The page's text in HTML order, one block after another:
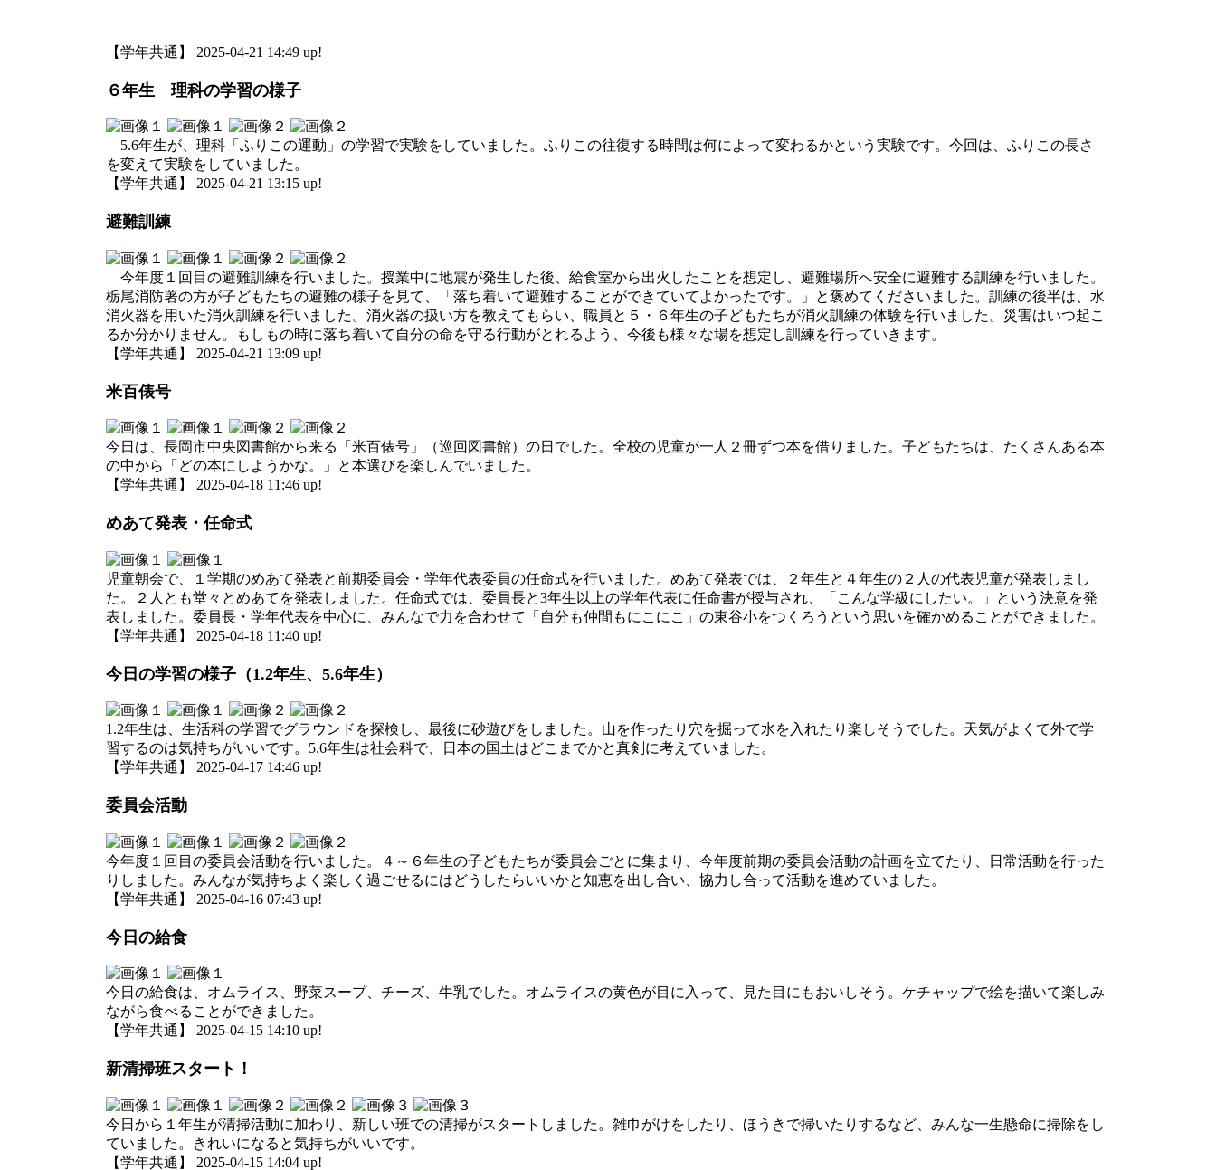
【学年共通】 2025-04-21 14:49 up!
６年生 理科の学習の様子
5.6年生が、理科「ふりこの運動」の学習で実験をしていました。ふりこの往復する時間は何によって変わるかという実験です。今回は、ふりこの長さ
を変えて実験をしていました。
【学年共通】 2025-04-21 13:15 up!
避難訓練
今年度１回目の避難訓練を行いました。授業中に地震が発生した後、給食室から出火したことを想定し、避難場所へ安全に避難する訓練を行いました。
栃尾消防署の方が子どもたちの避難の様子を見て、「落ち着いて避難することができていてよかったです。」と褒めてくださいました。訓練の後半は、水
消火器を用いた消火訓練を行いました。消火器の扱い方を教えてもらい、職員と５・６年生の子どもたちが消火訓練の体験を行いました。災害はいつ起こ
るか分かりません。もしもの時に落ち着いて自分の命を守る行動がとれるよう、今後も様々な場を想定し訓練を行っていきます。
【学年共通】 2025-04-21 13:09 up!
米百俵号
今日は、長岡市中央図書館から来る「米百俵号」（巡回図書館）の日でした。全校の児童が一人２冊ずつ本を借りました。子どもたちは、たくさんある本
の中から「どの本にしようかな。」と本選びを楽しんでいました。
【学年共通】 2025-04-18 11:46 up!
めあて発表・任命式
児童朝会で、１学期のめあて発表と前期委員会・学年代表委員の任命式を行いました。めあて発表では、２年生と４年生の２人の代表児童が発表しまし
た。２人とも堂々とめあてを発表しました。任命式では、委員長と3年生以上の学年代表に任命書が授与され、「こんな学級にしたい。」という決意を発
表しました。委員長・学年代表を中心に、みんなで力を合わせて「自分も仲間もにこにこ」の東谷小をつくろうという思いを確かめることができました。
【学年共通】 2025-04-18 11:40 up!
今日の学習の様子（1.2年生、5.6年生）
1.2年生は、生活科の学習でグラウンドを探検し、最後に砂遊びをしました。山を作ったり穴を掘って水を入れたり楽しそうでした。天気がよくて外で学
習するのは気持ちがいいです。5.6年生は社会科で、日本の国土はどこまでかと真剣に考えていました。
【学年共通】 2025-04-17 14:46 up!
委員会活動
今年度１回目の委員会活動を行いました。４～６年生の子どもたちが委員会ごとに集まり、今年度前期の委員会活動の計画を立てたり、日常活動を行った
りしました。みんなが気持ちよく楽しく過ごせるにはどうしたらいいかと知恵を出し合い、協力し合って活動を進めていました。
【学年共通】 2025-04-16 07:43 up!
今日の給食
今日の給食は、オムライス、野菜スープ、チーズ、牛乳でした。オムライスの黄色が目に入って、見た目にもおいしそう。ケチャップで絵を描いて楽しみ
ながら食べることができました。
【学年共通】 2025-04-15 14:10 up!
新清掃班スタート！
今日から１年生が清掃活動に加わり、新しい班での清掃がスタートしました。雑巾がけをしたり、ほうきで掃いたりするなど、みんな一生懸命に掃除をし
ていました。きれいになると気持ちがいいです。
【学年共通】 2025-04-15 14:04 up!